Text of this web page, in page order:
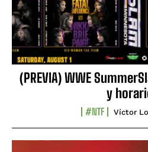
(PREVIA) WWE
y
#NTF Víctor